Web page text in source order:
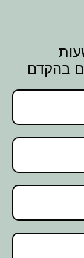
בהקדם